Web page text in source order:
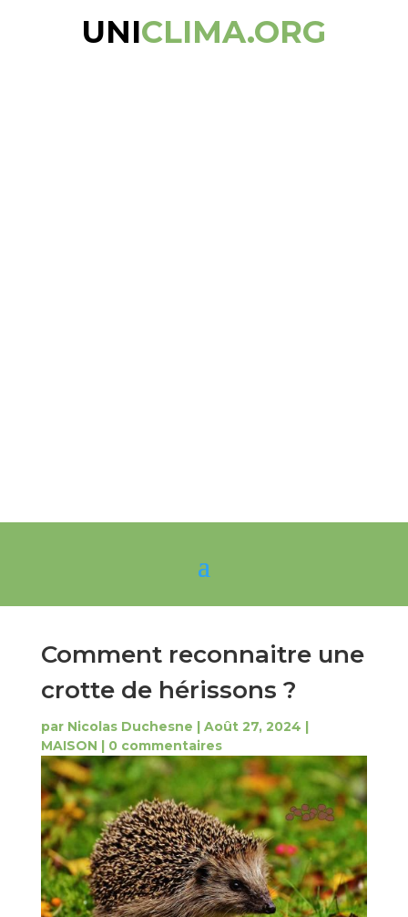
UNICLIMA.ORG
Comment reconnaitre une
crotte de hérissons ?
par Nicolas Duchesne | Août 27, 2024 |
MAISON | 0 commentaires